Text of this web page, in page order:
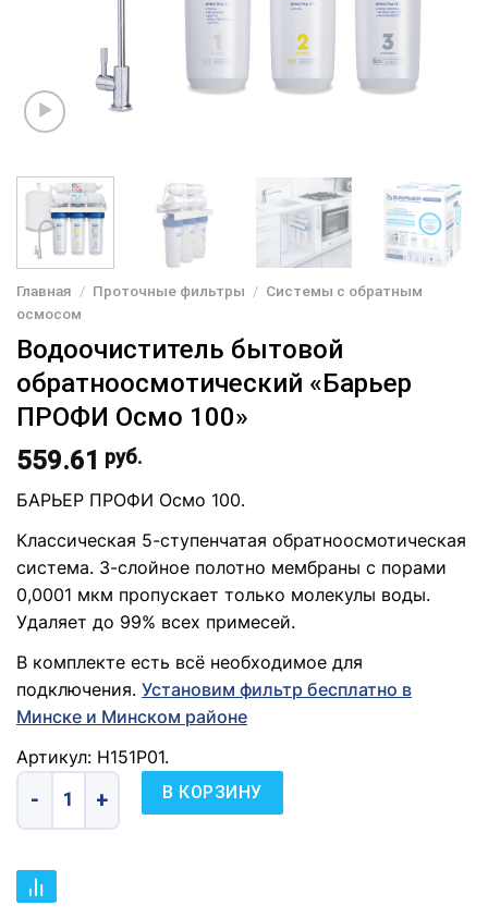
Главная / Проточные фильтры / Системы с обратным
осмосом
Водоочиститель бытовой
обратноосмотический «Барьер
ПРОФИ Осмо 100»
559.61 руб.
БАРЬЕР ПРОФИ Осмо 100.
Классическая 5-ступенчатая обратноосмотическая
система. 3-слойное полотно мембраны с порами
0,0001 мкм пропускает только молекулы воды.
Удаляет до 99% всех примесей.
В комплекте есть всё необходимое для
подключения. Установим фильтр бесплатно в
Минске и Минском районе
Артикул: Н151Р01.
Количество товара Водоочиститель бытовой
В КОРЗИНУ